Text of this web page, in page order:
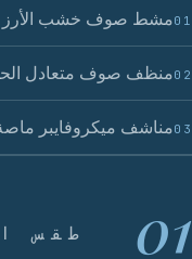
01مشط صوف خشب الأرز
02منظف صوف متعادل
03مناشف ميكروفايبر
01 طقس